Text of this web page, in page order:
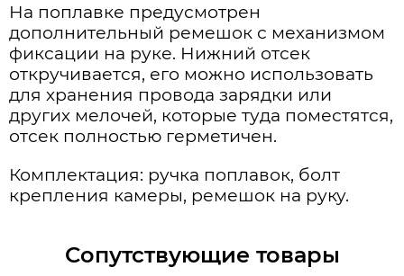
На поплавке предусмотрен
дополнительный ремешок с механизмом
фиксации на руке. Нижний отсек
откручивается, его можно использовать
для хранения провода зарядки или
других мелочей, которые туда поместятся,
отсек полностью герметичен.
Комплектация: ручка поплавок, болт
крепления камеры, ремешок на руку.
Сопутствующие товары